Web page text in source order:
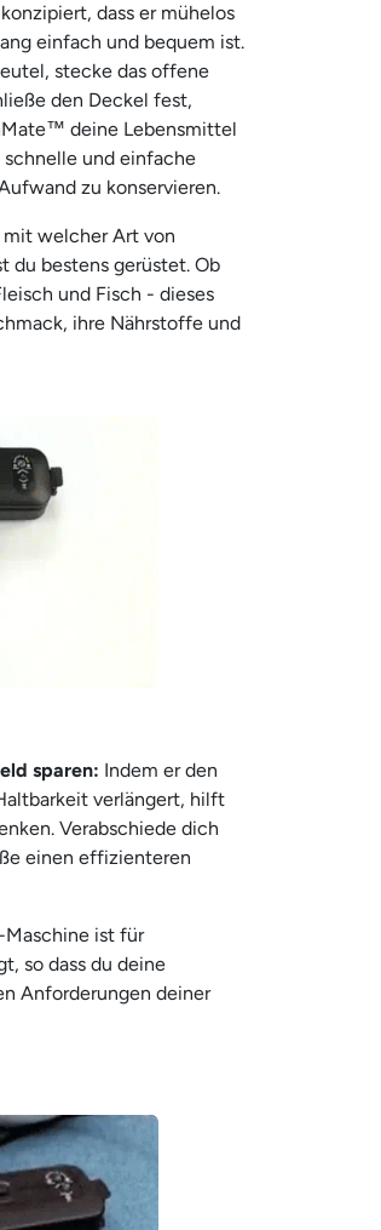
dass er mühelos
einfach und bequem ist.
stecke das offene
den Deckel fest,
deine Lebensmittel
und einfache
zu konservieren.
mit welcher Art von
du bestens gerüstet. Ob
und Fisch - dieses
ihre Nährstoffe und
sparen: Indem er den
verlängert, hilft
Verabschiede dich
einen effizienteren
ist für
so dass du deine
Anforderungen deiner